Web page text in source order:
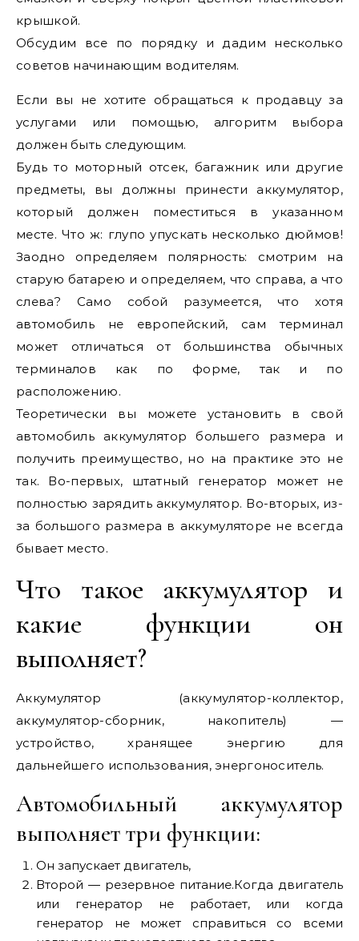
крышкой.
Обсудим все по порядку и дадим несколько
советов начинающим водителям.
Если вы не хотите обращаться к продавцу за
услугами или помощью, алгоритм выбора
должен быть следующим.
Будь то моторный отсек, багажник или другие
предметы, вы должны принести аккумулятор,
который должен поместиться в указанном
месте. Что ж: глупо упускать несколько дюймов!
Заодно определяем полярность: смотрим на
старую батарею и определяем, что справа, а что
слева? Само собой разумеется, что хотя
автомобиль не европейский, сам терминал
может отличаться от большинства обычных
терминалов как по форме, так и по
расположению.
Теоретически вы можете установить в свой
автомобиль аккумулятор большего размера и
получить преимущество, но на практике это не
так. Во-первых, штатный генератор может не
полностью зарядить аккумулятор. Во-вторых, из-
за большого размера в аккумуляторе не всегда
бывает место.
Что такое аккумулятор и
какие функции он
выполняет?
Аккумулятор (аккумулятор-коллектор,
аккумулятор-сборник, накопитель) —
устройство, хранящее энергию для
дальнейшего использования, энергоноситель.
Автомобильный аккумулятор
выполняет три функции:
Он запускает двигатель,
Второй — резервное питание.Когда двигатель
или генератор не работает, или когда
генератор не может справиться со всеми